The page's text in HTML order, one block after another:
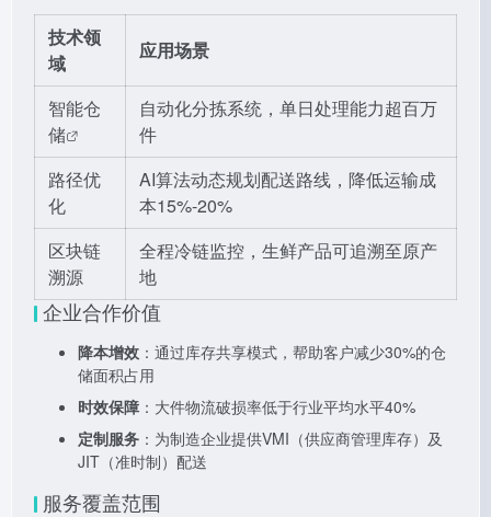
技术领
域
应用场景
智能仓
储
自动化分拣系统，单日处理能力超百万
件
路径优
化
AI算法动态规划配送路线，降低运输成
本15%-20%
区块链
溯源
全程冷链监控，生鲜产品可追溯至原产
地
企业合作价值
降本增效 ：通过库存共享模式，帮助客户减少30%的仓
储面积占用
时效保障 ：大件物流破损率低于行业平均水平40%
定制服务 ：为制造企业提供VMI（供应商管理库存）及
JIT（准时制）配送
服务覆盖范围